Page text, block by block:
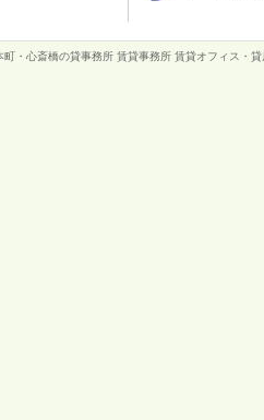
・心斎橋の貸事務所 賃貸事務所 賃貸オフィス・